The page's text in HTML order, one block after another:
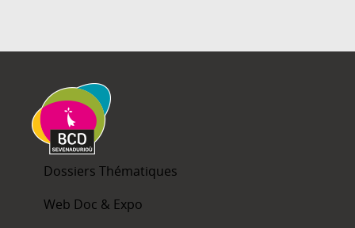
Dossiers Thématiques
Web Doc & Expo